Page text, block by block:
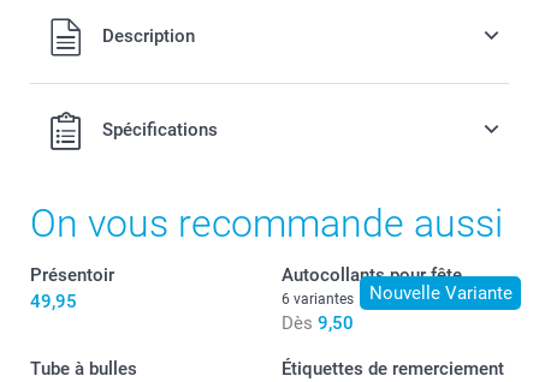
Tous les prix sont TVA incluse
Description
Spécifications
On vous recommande aussi
Présentoir
49,95
Nouvelle Variante
Autocollants pour fête
6 variantes
Dès 9,50
Tube à bulles Étiquettes de remerciement